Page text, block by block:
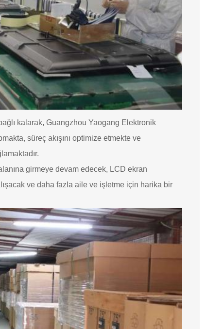
kalarak, Guangzhou Yaogang Elektronik
süreç akışını optimize etmekte ve
girmeye devam edecek, LCD ekran
ve daha fazla aile ve işletme için harika bir